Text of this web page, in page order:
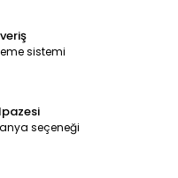
sistemi
seçeneği